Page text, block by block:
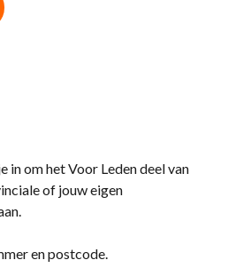
om het Voor Leden deel van
of jouw eigen
en postcode.